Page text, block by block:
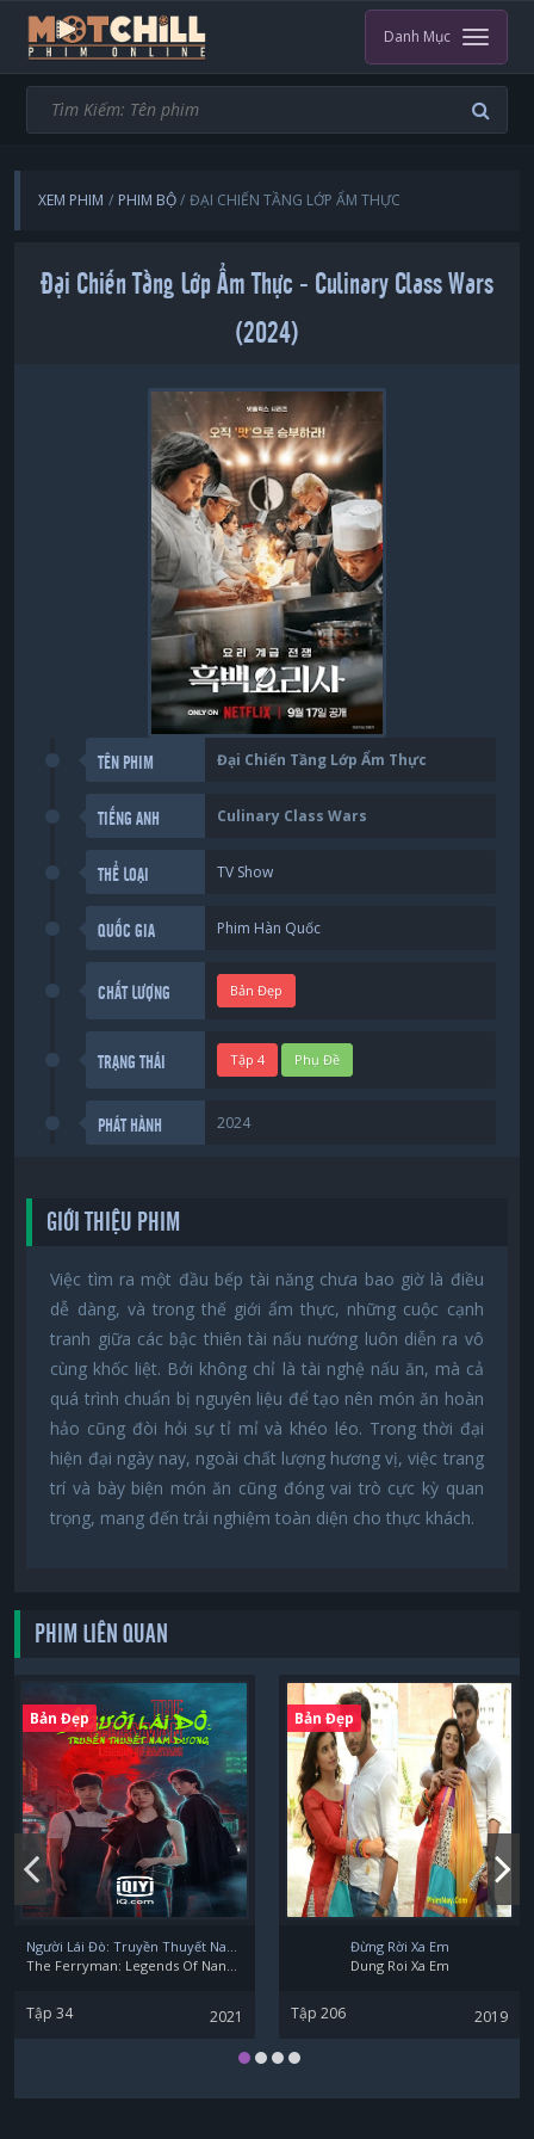
Danh Mục
XEM PHIM PHIM BỘ ĐẠI CHIẾN TẦNG LỚP ẨM THỰC
Đại Chiến Tầng Lớp Ẩm Thực - Culinary Class Wars
(2024)
TÊN PHIM Đại Chiến Tầng Lớp Ẩm Thực
TIẾNG ANH Culinary Class Wars
THỂ LOẠI TV Show
QUỐC GIA Phim Hàn Quốc
CHẤT LƯỢNG Bản Đẹp
TRẠNG THÁI Tập 4 Phụ Đề
PHÁT HÀNH 2024
GIỚI THIỆU PHIM
Việc tìm ra một đầu bếp tài năng chưa bao giờ là điều
dễ dàng, và trong thế giới ẩm thực, những cuộc cạnh
tranh giữa các bậc thiên tài nấu nướng luôn diễn ra vô
cùng khốc liệt. Bởi không chỉ là tài nghệ nấu ăn, mà cả
quá trình chuẩn bị nguyên liệu để tạo nên món ăn hoàn
hảo cũng đòi hỏi sự tỉ mỉ và khéo léo. Trong thời đại
hiện đại ngày nay, ngoài chất lượng hương vị, việc trang
trí và bày biện món ăn cũng đóng vai trò cực kỳ quan
trọng, mang đến trải nghiệm toàn diện cho thực khách.
PHIM LIÊN QUAN
Bản Đẹp
Người Lái Đò: Truyền Thuyết Nam Dương
The Ferryman: Legends Of Nanyang
Tập 34 2021
Bản Đẹp
Đừng Rời Xa Em
Dung Roi Xa Em
Tập 206 2019